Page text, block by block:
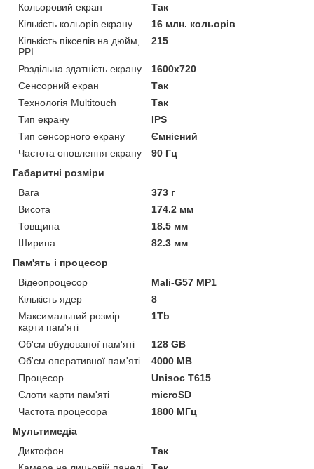
Кольоровий екран
Так
Кількість кольорів екрану
16 млн. кольорів
Кількість пікселів на дюйм,
PPI
215
Роздільна здатність екрану
1600x720
Сенсорний екран
Так
Технологія Multitouch
Так
Тип екрану
IPS
Тип сенсорного екрану
Ємнісний
Частота оновлення екрану
90 Гц
Габаритні розміри
Вага
373 г
Висота
174.2 мм
Товщина
18.5 мм
Ширина
82.3 мм
Пам'ять і процесор
Відеопроцесор
Mali-G57 MP1
Кількість ядер
8
Максимальний розмір
карти пам'яті
1Tb
Об'єм вбудованої пам'яті
128 GB
Об'єм оперативної пам'яті
4000 MB
Процесор
Unisoc T615
Слоти карти пам'яті
microSD
Частота процесора
1800 МГц
Мультимедіа
Диктофон
Так